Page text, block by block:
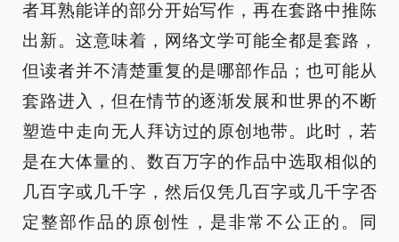
者耳熟能详的部分开始写作，再在套路中推陈
出新。这意味着，网络文学可能全都是套路，
但读者并不清楚重复的是哪部作品；也可能从
套路进入，但在情节的逐渐发展和世界的不断
塑造中走向无人拜访过的原创地带。此时，若
是在大体量的、数百万字的作品中选取相似的
几百字或几千字，然后仅凭几百字或几千字否
定整部作品的原创性，是非常不公正的。同